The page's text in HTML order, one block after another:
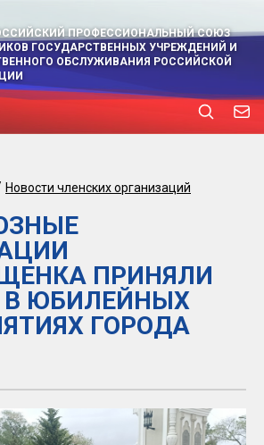
ПРОФЕССИОНАЛЬНЫЙ СОЮЗ
ГОСУДАРСТВЕННЫХ УЧРЕЖДЕНИЙ И
ОБСЛУЖИВАНИЯ РОССИЙСКОЙ
Новости членских организаций
ПРИНЯЛИ
В ЮБИЛЕЙНЫХ
ГОРОДА